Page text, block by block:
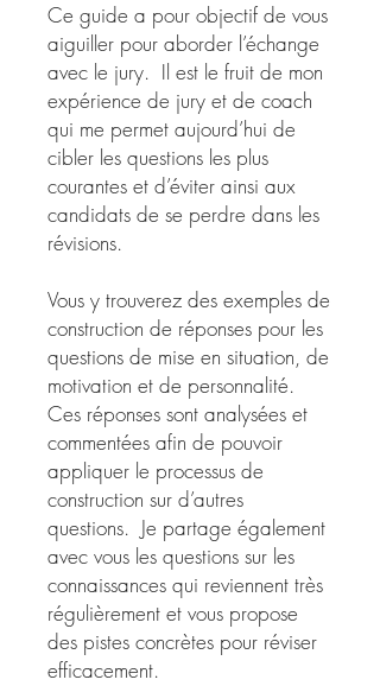
Ce guide a pour objectif de vous
aiguiller pour aborder l’échange
avec le jury. Il est le fruit de mon
expérience de jury et de coach
qui me permet aujourd’hui de
cibler les questions les plus
courantes et d’éviter ainsi aux
candidats de se perdre dans les
révisions.
Vous y trouverez des exemples de
construction de réponses pour les
questions de mise en situation, de
motivation et de personnalité.
Ces réponses sont analysées et
commentées afin de pouvoir
appliquer le processus de
construction sur d’autres
questions. Je partage également
avec vous les questions sur les
connaissances qui reviennent très
régulièrement et vous propose
des pistes concrètes pour réviser
efficacement.